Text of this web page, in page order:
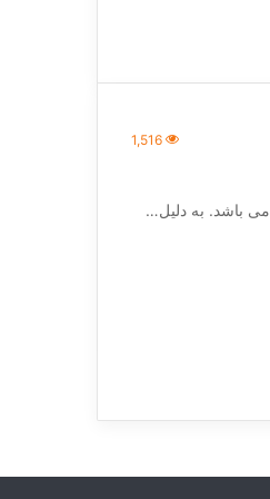
1,516
می باشد. به دلیل…